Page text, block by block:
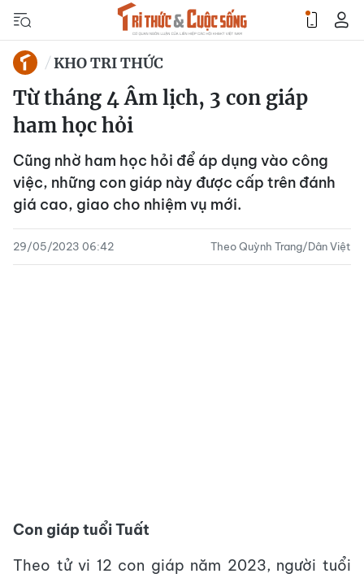
KHO TRI THỨC
Từ tháng 4 Âm lịch, 3 con giáp
ham học hỏi
Cũng nhờ ham học hỏi để áp dụng vào công
việc, những con giáp này được cấp trên đánh
giá cao, giao cho nhiệm vụ mới.
29/05/2023 06:42 Theo Quỳnh Trang/Dân Việt
Con giáp tuổi Tuất
Theo tử vi 12 con giáp năm 2023, người tuổi